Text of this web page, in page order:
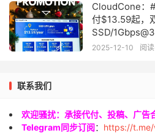
CloudCone：
付$13.59起，
SSD/
斯/雷斯顿机房
2025-12-10 阅
联系我们
欢迎骚扰：承接代付、投稿、广告
Telegram同步订阅： https://t.me/